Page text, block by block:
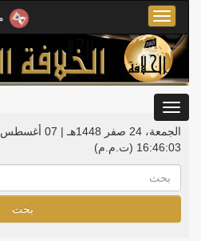
Toggle
navigation
الجمعة، 24 صفر 1448هـ | 07 أغسطس 2026م |
16:46:03 (ت.م.م)
بحث